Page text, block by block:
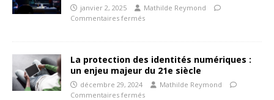
janvier 2, 2025
Mathilde Reymond
Commentaires fermés
La protection des identités numériques :
un enjeu majeur du 21e siècle
décembre 29, 2024
Mathilde Reymond
Commentaires fermés